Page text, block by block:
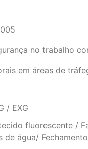
no trabalho
em áreas de
/ EXG
fluorescente /
de água/